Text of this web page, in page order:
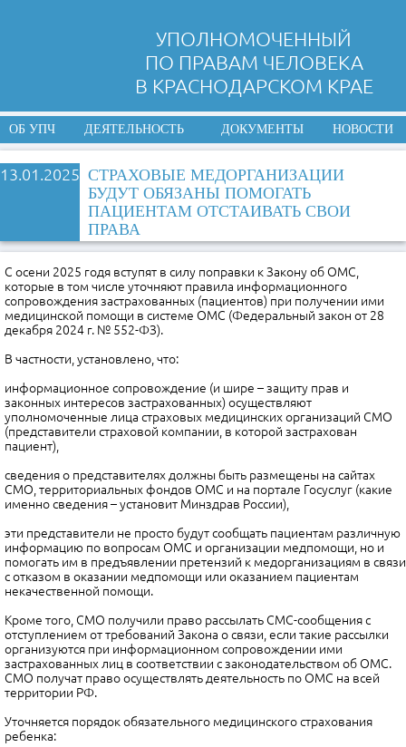
УПОЛНОМОЧЕННЫЙ
ПО ПРАВАМ ЧЕЛОВЕКА
В КРАСНОДАРСКОМ КРАЕ
ОБ УПЧ ДЕЯТЕЛЬНОСТЬ ДОКУМЕНТЫ НОВОСТИ
13.01.2025 СТРАХОВЫЕ МЕДОРГАНИЗАЦИИ
БУДУТ ОБЯЗАНЫ ПОМОГАТЬ
ПАЦИЕНТАМ ОТСТАИВАТЬ СВОИ
ПРАВА
С осени 2025 годя вступят в силу поправки к Закону об ОМС,
которые в том числе уточняют правила информационного
сопровождения застрахованных (пациентов) при получении ими
медицинской помощи в системе ОМС (Федеральный закон от 28
декабря 2024 г. № 552-ФЗ).
В частности, установлено, что:
информационное сопровождение (и шире – защиту прав и
законных интересов застрахованных) осуществляют
уполномоченные лица страховых медицинских организаций СМО
(представители страховой компании, в которой застрахован
пациент),
сведения о представителях должны быть размещены на сайтах
СМО, территориальных фондов ОМС и на портале Госуслуг (какие
именно сведения – установит Минздрав России),
эти представители не просто будут сообщать пациентам различную
информацию по вопросам ОМС и организации медпомощи, но и
помогать им в предъявлении претензий к медорганизациям в связи
с отказом в оказании медпомощи или оказанием пациентам
некачественной помощи.
Кроме того, СМО получили право рассылать СМС-сообщения с
отступлением от требований Закона о связи, если такие рассылки
организуются при информационном сопровождении ими
застрахованных лиц в соответствии с законодательством об ОМС.
СМО получат право осуществлять деятельность по ОМС на всей
территории РФ.
Уточняется порядок обязательного медицинского страхования
ребенка: